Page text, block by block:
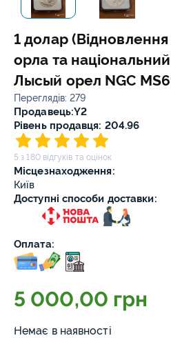
1 долар (Відновлення
орла та
Лысый орел NGC
Переглядів: 279
Продавець:Y2
Рівень продавця: 204.96
5 з 180 відгуків та оцінок
Місцезнаходження:
Київ
Доступні способи доставки:
Оплата:
5 000,00 грн
Немає в наявності